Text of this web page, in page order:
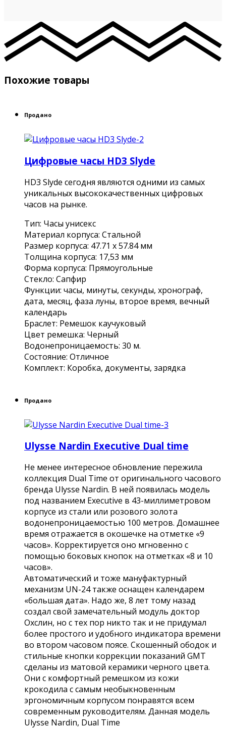
Похожие товары
Продано
Цифровые часы HD3 Slyde
HD3 Slyde сегодня являются одними из самых
уникальных высококачественных цифровых
часов на рынке.
Тип: Часы унисекс
Материал корпуса: Стальной
Размер корпуса: 47.71 х 57.84 мм
Толщина корпуса: 17,53 мм
Форма корпуса: Прямоугольные
Стекло: Сапфир
Функции: часы, минуты, секунды, хронограф,
дата, месяц, фаза луны, второе время, вечный
календарь
Браслет: Ремешок каучуковый
Цвет ремешка: Черный
Водонепроницаемость: 30 м.
Состояние: Отличное
Комплект: Коробка, документы, зарядка
Продано
Ulysse Nardin Executive Dual time
Не менее интересное обновление пережила
коллекция Dual Time от оригинального часового
бренда Ulysse Nardin. В ней появилась модель
под названием Executive в 43-миллиметровом
корпусе из стали или розового золота
водонепроницаемостью 100 метров. Домашнее
время отражается в окошечке на отметке «9
часов». Корректируется оно мгновенно с
помощью боковых кнопок на отметках «8 и 10
часов».
Автоматический и тоже мануфактурный
механизм UN-24 также оснащен календарем
«большая дата». Надо же, 8 лет тому назад
создал свой замечательный модуль доктор
Охслин, но с тех пор никто так и не придумал
более простого и удобного индикатора времени
во втором часовом поясе. Скошенный ободок и
стильные кнопки коррекции показаний GMT
сделаны из матовой керамики черного цвета.
Они с комфортный ремешком из кожи
крокодила с самым необыкновенным
эргономичным корпусом понравятся всем
современным руководителям. Данная модель
Ulysse Nardin, Dual Time